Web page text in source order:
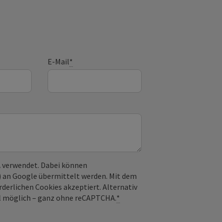
E-Mail*
Dabei können
an Google übermittelt werden. Mit dem
Cookies akzeptiert. Alternativ
– ganz ohne reCAPTCHA.*